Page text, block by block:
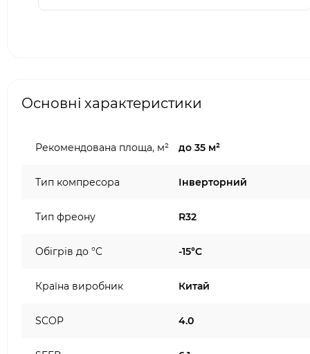
Основні характеристики
Рекомендована площа, м² до 35 м²
Тип компресора Інверторний
Тип фреону R32
Обігрів до °C -15°C
Країна виробник Китай
SCOP 4.0